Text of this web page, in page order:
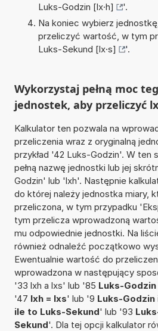
Luks-Godzin [lx·h]
'.
Na koniec wybierz
przeliczyć wartość, w tym
Luks-Sekund [lx·s]
'.
Wykorzystaj pełną moc
jednostek, aby przeliczyć
Kalkulator ten pozwala na
przeliczenia wraz z oryginalną
przykład '42 Luks-Godzin'. W ten
pełną nazwę jednostki lub jej
Godzin' lub 'lxh'. Następnie
do której należy jednostka miary,
przeliczona, w tym przypadku
tym przelicza wprowadzoną
mu odpowiednie jednostki. Na
również odnaleźć początkowo
Ewentualnie wartość do
wprowadzona w następujący
'33 lxh a lxs' lub '85 Luks-
'47 lxh = lxs' lub '9 Luks-
ile to Luks-Sekund' lub '93
Sekund'. Dla tej opcji kalkulator